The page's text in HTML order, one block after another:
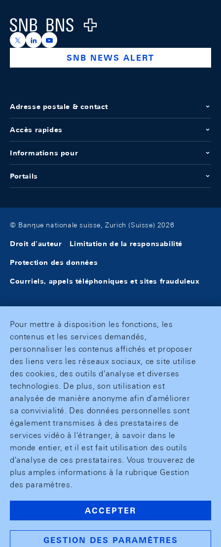
Logo
https://x.com/snb_bns
https://ch.linkedin.com/company/swiss-national-
https://www.youtube.com/@swissnationalbank
SNB NEWS ALERT
Adresse postale & contact
Accès rapides
Informations pour
Portails
© Banque nationale suisse, Zurich (Suisse) 2026
Droit d'auteur Limitation de la responsabilité
Protection des données
Courriels, appels téléphoniques et sites frauduleux
Pour mettre à disposition les fonctions, les
contenus et les services demandés,
personnaliser les contenus affichés et proposer
des liens vers les réseaux sociaux, ce site utilise
des cookies, des outils d'analyse et diverses
technologies. De plus, son utilisation est
analysée de manière anonyme afin d'améliorer
sa convivialité. Des données personnelles sont
également transmises à des prestataires de
services vidéo à l'étranger, à savoir dans le
monde entier, et il est fait utilisation des outils
d'analyse de ces prestataires. Vous trouverez de
plus amples informations à la rubrique Gestion
des paramètres.
ACCEPTER
GESTION DES PARAMÈTRES